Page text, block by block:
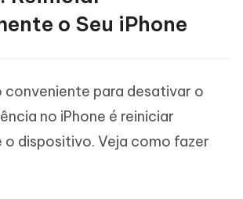
o Seu iPhone
para desativar o
no iPhone é reiniciar
dispositivo. Veja como fazer